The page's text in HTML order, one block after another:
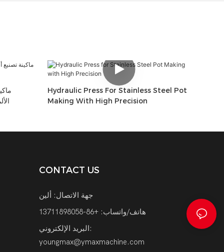
Hydraulic Press For Stainless Steel Pot
Making With High Precision
CONTACT US
جهة الاتصال: ألين
هاتف/واتساب: +86-13711898058
البريد الإلكتروني:
youngmax@ymaxmachine.com